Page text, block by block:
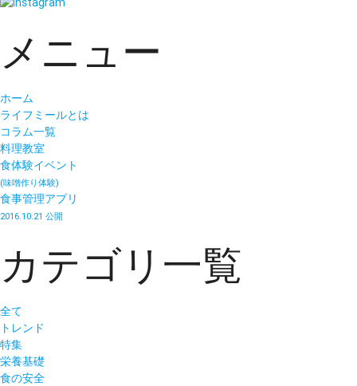
メニュー
ホーム
ライフミールとは
コラム一覧
料理教室
食体験イベント
(味噌作り体験)
食事管理アプリ
2016.10.21 公開
カテゴリ一覧
全て
トレンド
特集
栄養基礎
食の安全